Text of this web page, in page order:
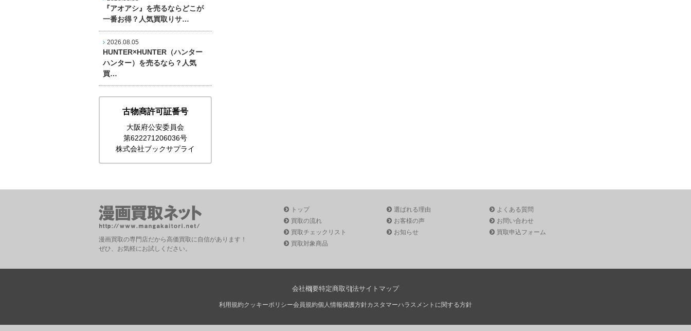
『アオアシ』を売るならどこが
一番お得？人気買取りサ…
2026.08.05
HUNTER×HUNTER（ハンター
ハンター）を売るなら？人気
買…
古物商許可証番号
大阪府公安委員会
第622271206036号
株式会社ブックサプライ
漫画買取の専門店だから高価買取に自信があります！
ぜひ、お気軽にお試しください。
トップ
買取の流れ
買取チェックリスト
買取対象商品
選ばれる理由
お客様の声
お知らせ
よくある質問
お問い合わせ
買取申込フォーム
会社概要特定商取引法サイトマップ
利用規約クッキーポリシー会員規約個人情報保護方針カスタマーハラスメントに関する方針